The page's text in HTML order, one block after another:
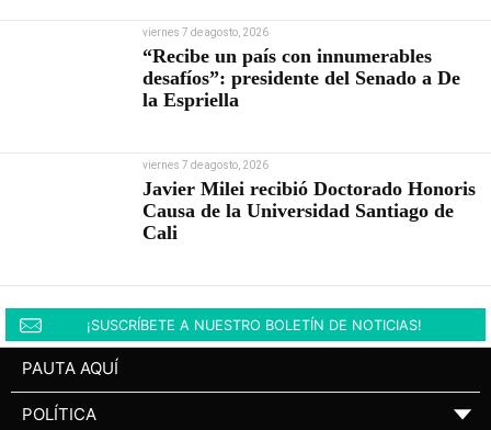
viernes 7 de agosto, 2026
“Recibe un país con innumerables
desafíos”: presidente del Senado a De
la Espriella
viernes 7 de agosto, 2026
Javier Milei recibió Doctorado Honoris
Causa de la Universidad Santiago de
Cali
¡SUSCRÍBETE A NUESTRO BOLETÍN DE NOTICIAS!
PAUTA AQUÍ
POLÍTICA ▼